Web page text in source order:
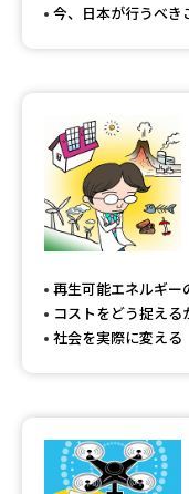
今、日本が行うべき
再生可能エネルギー
コストをどう捉える
社会を実際に変える